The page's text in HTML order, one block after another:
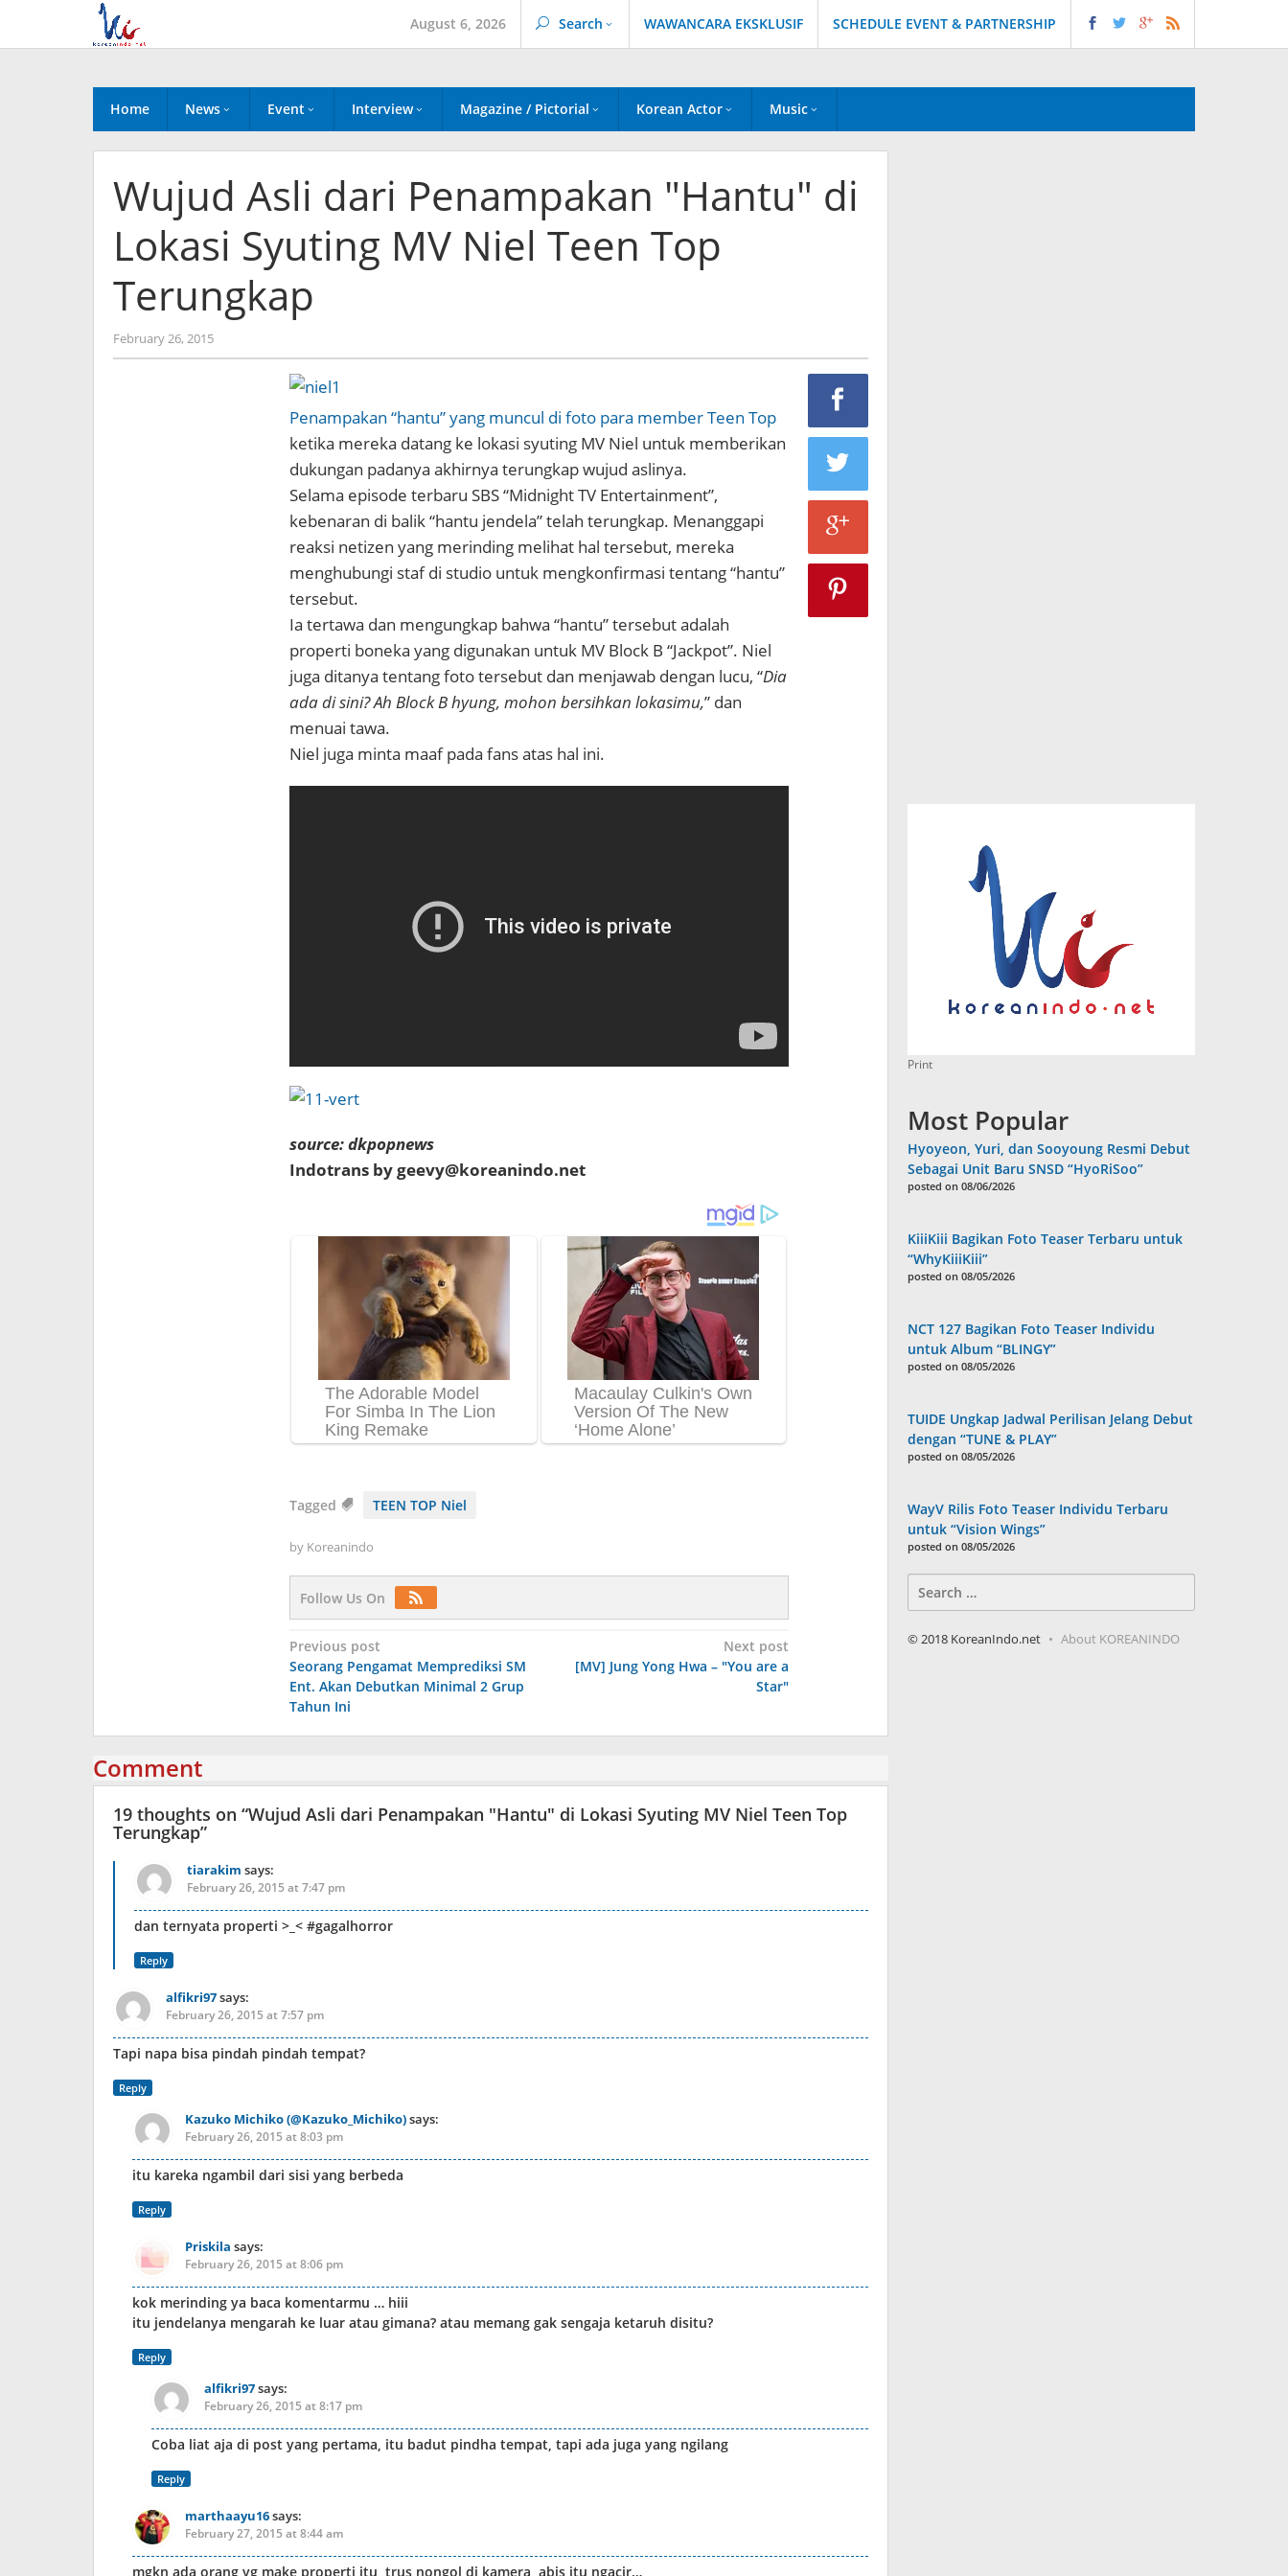
content
August 6, 2026 Search WAWANCARA EKSKLUSIF SCHEDULE EVENT & PARTNERSHIP
Home News Event Interview Magazine / Pictorial Korean Actor Music
Wujud Asli dari Penampakan "Hantu" di
Lokasi Syuting MV Niel Teen Top
Terungkap
February 26, 2015by
Koreanindo
Penampakan “hantu” yang muncul di foto para member Teen Top
ketika mereka datang ke lokasi syuting MV Niel untuk memberikan
dukungan padanya akhirnya terungkap wujud aslinya.
Selama episode terbaru SBS “Midnight TV Entertainment”,
kebenaran di balik “hantu jendela” telah terungkap. Menanggapi
reaksi netizen yang merinding melihat hal tersebut, mereka
menghubungi staf di studio untuk mengkonfirmasi tentang “hantu”
tersebut.
Ia tertawa dan mengungkap bahwa “hantu” tersebut adalah
properti boneka yang digunakan untuk MV Block B “Jackpot”. Niel
juga ditanya tentang foto tersebut dan menjawab dengan lucu, “Dia
ada di sini? Ah Block B hyung, mohon bersihkan lokasimu,” dan
menuai tawa.
Niel juga minta maaf pada fans atas hal ini.
source: dkpopnews
Indotrans by geevy@koreanindo.net
Tagged TEEN TOP Niel
by Koreanindo
Follow Us On
Post
navigation
Previous post
Seorang Pengamat Memprediksi SM
Ent. Akan Debutkan Minimal 2 Grup
Tahun Ini
Next post
[MV] Jung Yong Hwa – "You are a
Star"
Comment
19 thoughts on “Wujud Asli dari Penampakan "Hantu" di Lokasi Syuting MV Niel Teen Top
Terungkap”
tiarakim says:
February 26, 2015 at 7:47 pm
dan ternyata properti >_< #gagalhorror
Reply
alfikri97says:
February 26, 2015 at 7:57 pm
Tapi napa bisa pindah pindah tempat?
Reply
Kazuko Michiko (@Kazuko_Michiko)says:
February 26, 2015 at 8:03 pm
itu kareka ngambil dari sisi yang berbeda
Reply
Priskila says:
February 26, 2015 at 8:06 pm
kok merinding ya baca komentarmu … hiii
itu jendelanya mengarah ke luar atau gimana? atau memang gak sengaja ketaruh disitu?
Reply
alfikri97says:
February 26, 2015 at 8:17 pm
Coba liat aja di post yang pertama, itu badut pindha tempat, tapi ada juga yang ngilang
Reply
marthaayu16says:
February 27, 2015 at 8:44 am
mgkn ada orang yg make properti itu, trus nongol di kamera, abis itu ngacir…
Print
Most Popular
Hyoyeon, Yuri, dan Sooyoung Resmi Debut
Sebagai Unit Baru SNSD “HyoRiSoo”
posted on 08/06/2026
KiiiKiii Bagikan Foto Teaser Terbaru untuk
“WhyKiiiKiii”
posted on 08/05/2026
NCT 127 Bagikan Foto Teaser Individu
untuk Album “BLINGY”
posted on 08/05/2026
TUIDE Ungkap Jadwal Perilisan Jelang Debut
dengan “TUNE & PLAY”
posted on 08/05/2026
WayV Rilis Foto Teaser Individu Terbaru
untuk “Vision Wings”
posted on 08/05/2026
for:
© 2018 KoreanIndo.net About KOREANINDO